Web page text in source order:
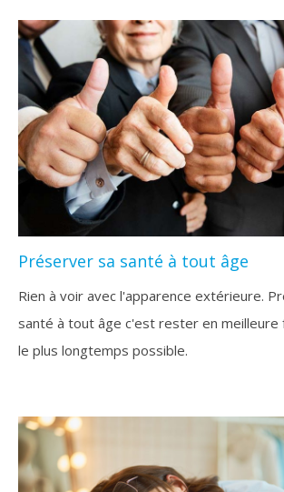
Préserver sa santé à tout âge
Rien à voir avec l'apparence extérieure.
santé à tout âge c'est rester en meilleure
le plus longtemps possible.